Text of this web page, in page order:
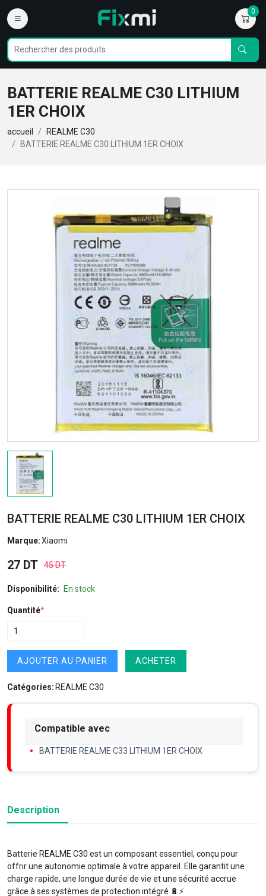
0
BATTERIE REALME C30 LITHIUM
1ER CHOIX
accueil
REALME C30
BATTERIE REALME C30 LITHIUM 1ER CHOIX
BATTERIE REALME C30 LITHIUM 1ER CHOIX
Marque:Xiaomi
27 DT 45 DT
Disponibilité: En stock
Quantité*
AJOUTER AU PANIER ACHETER
Catégories: REALME C30
Compatible avec
BATTERIE REALME C33 LITHIUM 1ER CHOIX
Description
Batterie REALME C30 est un composant essentiel, conçu pour
offrir une autonomie optimale à votre appareil. Elle garantit une
charge rapide, une longue durée de vie et une sécurité accrue
grâce à ses systèmes de protection intégré 🔋⚡️